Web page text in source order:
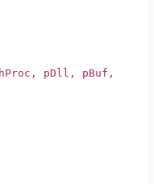
pDll, pBuf,